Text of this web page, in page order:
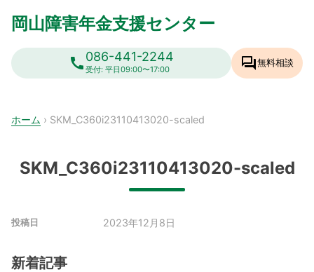
岡山障害年金支援センター
call086-441-2244
受付: 平日09:00〜17:00 forum無料相談
ホーム › SKM_C360i23110413020-scaled
SKM_C360i23110413020-scaled
投稿日 2023年12月8日
新着記事